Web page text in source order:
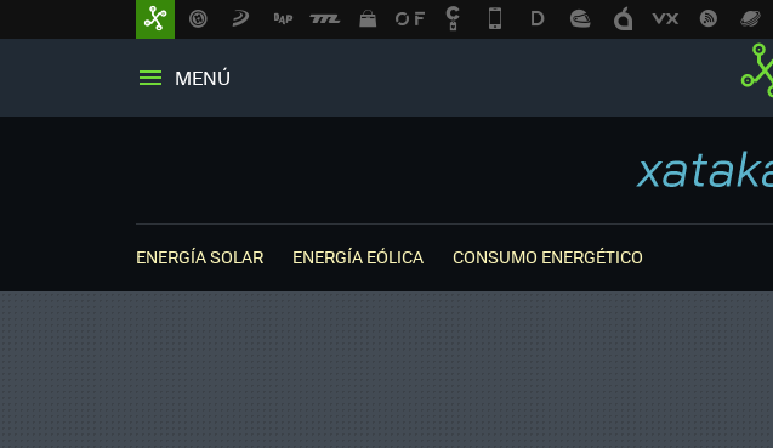
MENÚ
ENERGÍA SOLAR ENERGÍA EÓLICA CONSUMO ENERGÉTICO